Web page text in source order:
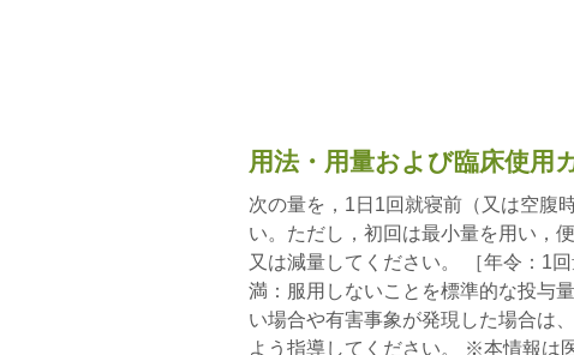
用法・用量および臨床使用
次の量を，1日1回就寝前（又は空腹
い。ただし，初回は最小量を用い，
又は減量してください。 ［年令：1
満：服用しないことを標準的な投与
い場合や有害事象が発現した場合は
よう指導してください。 ※本情報は